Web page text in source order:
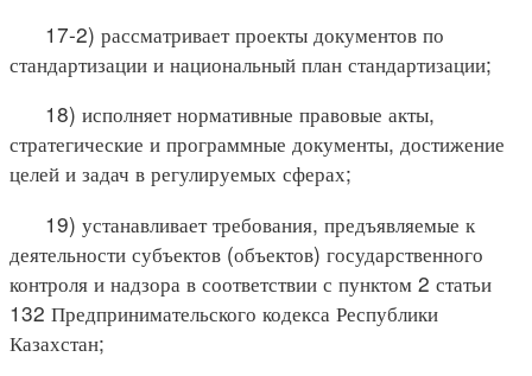
17-2) рассматривает проекты документов по
стандартизации и национальный план стандартизации;
18) исполняет нормативные правовые акты,
стратегические и программные документы, достижение
целей и задач в регулируемых сферах;
19) устанавливает требования, предъявляемые к
деятельности субъектов (объектов) государственного
контроля и надзора в соответствии с пунктом 2 статьи
132 Предпринимательского кодекса Республики
Казахстан;